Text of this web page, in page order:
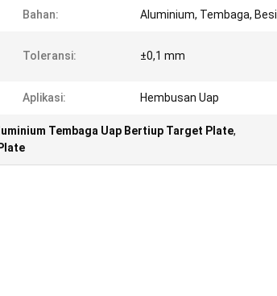
Bahan: Aluminium, Tembaga, Besi
Toleransi: ±0,1 mm
Aplikasi: Hembusan Uap
Tembaga Uap Bertiup Target Plate,